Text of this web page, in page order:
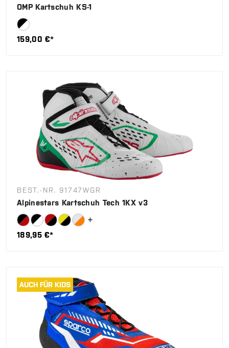
OMP Kartschuh KS-1
159,00 €*
BEST.-NR. 91747WGR
Alpinestars Kartschuh Tech 1KX v3
189,95 €*
AUCH FÜR KIDS